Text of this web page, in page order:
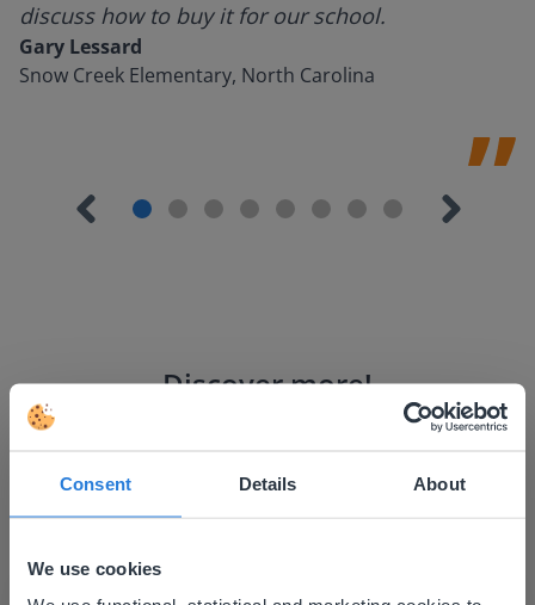
Consent Details About
We use cookies
discuss how to buy it for our school.
Gary Lessard
Snow Creek Elementary, North Carolina
Discover more!